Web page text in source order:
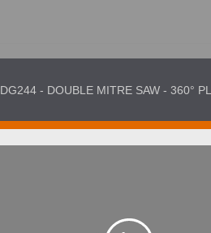
DG244 - DOUBLE MITRE SAW - 360° PL